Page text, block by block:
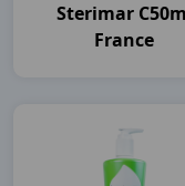
Sterimar
France